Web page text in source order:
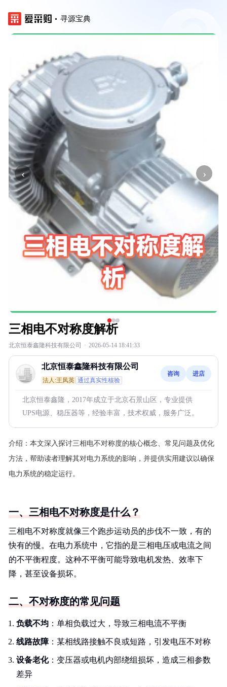
寻源宝典
‹ ›
三相电不对称度解析
北京恒泰鑫隆科技有限公司 · 2026-05-14 18:41:33
北京恒泰鑫隆科技有限公司
法人:王凤英 通过真实性核验
咨询 进店
北京恒泰鑫隆，2017年成立于北京石景山区，专业提供
UPS电源、稳压器等，经验丰富，技术权威，服务广泛。
介绍： 本文深入探讨三相电不对称度的核心概念、常见问题及优化
方法，帮助读者理解其对电力系统的影响，并提供实用建议以确保
电力系统的稳定运行。
一、三相电不对称度是什么？
三相电不对称度就像三个跑步运动员的步伐不一致，有的
快有的慢。在电力系统中，它指的是三相电压或电流之间
的不平衡程度。这种不平衡可能导致电机发热、效率下
降，甚至设备损坏。
二、不对称度的常见问题
负载不均 ：单相负载过大，导致三相电流不平衡
线路故障：某相线路接触不良或短路，引发电压不对称
设备老化：变压器或电机内部绕组损坏，造成三相参数
差异